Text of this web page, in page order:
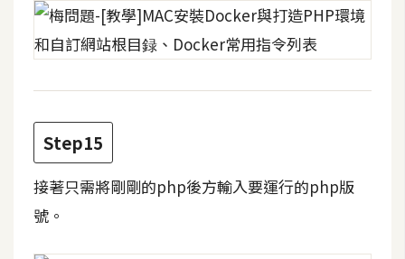
作
提
案
Step15
接著只需將剛剛的php後方輸入要運行的php版
號。